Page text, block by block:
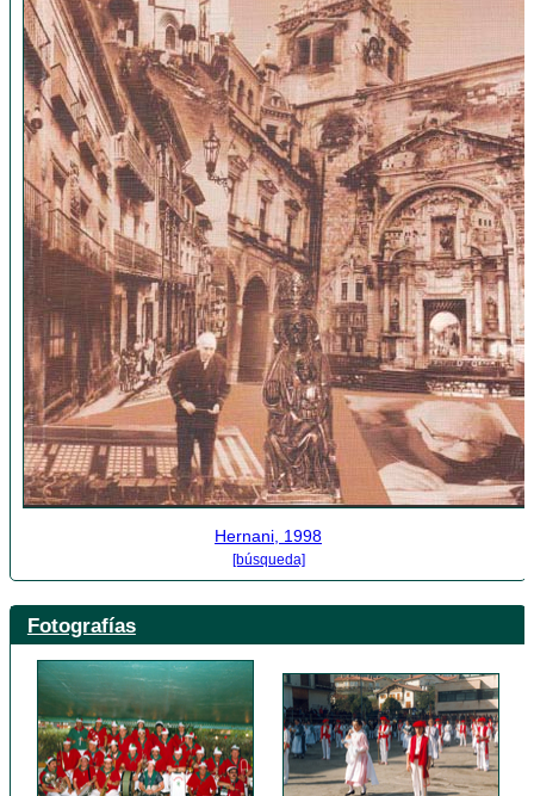
Hernani, 1998
[búsqueda]
Fotografías